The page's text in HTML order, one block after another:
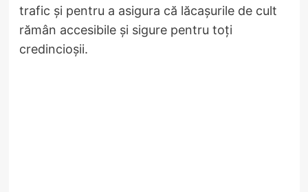
trafic și pentru a asigura că lăcașurile de cult
rămân accesibile și sigure pentru toți
credincioșii.